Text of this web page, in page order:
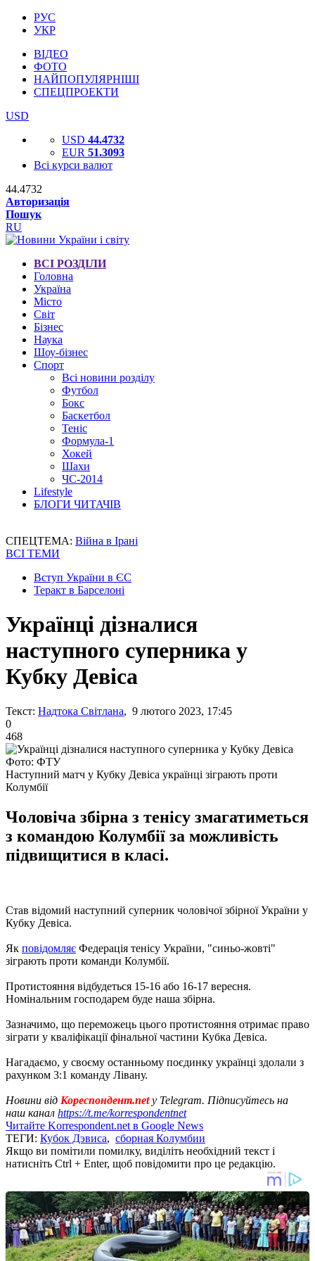
РУС
УКР
ВІДЕО
ФОТО
НАЙПОПУЛЯРНІШІ
СПЕЦПРОЕКТИ
USD
USD 44.4732
EUR 51.3093
Всі курси валют
44.4732
Авторизація
Пошук
RU
ВСІ РОЗДІЛИ
Головна
Україна
Місто
Світ
Бізнес
Наука
Шоу-бізнес
Спорт
Всі новини розділу
Футбол
Бокс
Баскетбол
Теніс
Формула-1
Хокей
Шахи
ЧС-2014
Lifestyle
БЛОГИ ЧИТАЧІВ
СПЕЦТЕМА: Війна в Ірані
ВСІ ТЕМИ
Вступ України в ЄС
Теракт в Барселоні
Українці дізналися
наступного суперника у
Кубку Девіса
Текст: Надтока Світлана, 9 лютого 2023, 17:45
0
468
Фото: ФТУ
Наступний матч у Кубку Девіса українці зіграють проти
Колумбії
Чоловіча збірна з тенісу змагатиметься
з командою Колумбії за можливість
підвищитися в класі.
Став відомий наступний суперник чоловічої збірної України у
Кубку Девіса.
Як повідомляє Федерація тенісу України, "синьо-жовті"
зіграють проти команди Колумбії.
Протистояння відбудеться 15-16 або 16-17 вересня.
Номінальним господарем буде наша збірна.
Зазначимо, що переможець цього протистояння отримає право
зіграти у кваліфікації фінальної частини Кубка Девіса.
Нагадаємо, у своєму останньому поєдинку українці здолали з
рахунком 3:1 команду Лівану.
Новини від Кореспондент.netу Telegram. Підписуйтесь на
наш канал https://t.me/korrespondentnet
Читайте Korrespondent.net в Google News
ТЕГИ: Кубок Дэвиса, сборная Колумбии
Якщо ви помітили помилку, виділіть необхідний текст і
натисніть Ctrl + Enter, щоб повідомити про це редакцію.